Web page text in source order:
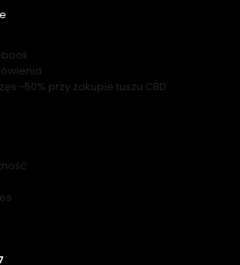
-50% przy zakupie tuszu CBD